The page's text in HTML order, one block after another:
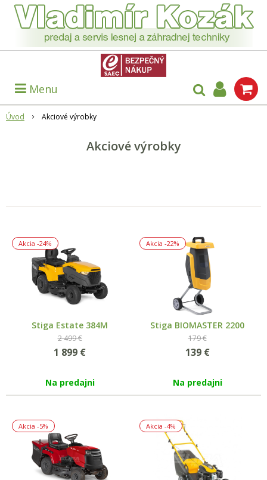
Menu
Úvod Akciové výrobky
Akciové výrobky
Akcia -24%
Stiga Estate 384M
2 499 €
1 899 €
Na predajni
Akcia -22%
Stiga BIOMASTER 2200
179 €
139 €
Na predajni
Akcia -5% Akcia -4%